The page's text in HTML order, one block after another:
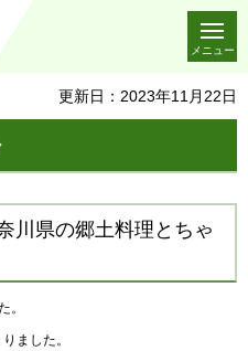
メニュー
更新日：2023年11月22日
県の郷土料理とちゃ
。
ました。